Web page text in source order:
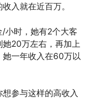
入就在近百万。
小时，她有2个大客
她20万左右，再加上
一年收入在60万以
参与这样的高收入